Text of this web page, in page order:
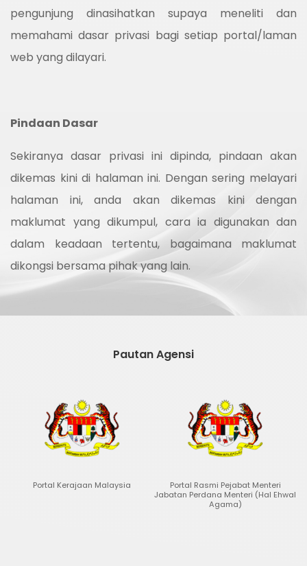
pengunjung dinasihatkan supaya meneliti dan
memahami dasar privasi bagi setiap portal/laman
web yang dilayari.
Pindaan Dasar
Sekiranya dasar privasi ini dipinda, pindaan akan
dikemas kini di halaman ini. Dengan sering melayari
halaman ini, anda akan dikemas kini dengan
maklumat yang dikumpul, cara ia digunakan dan
dalam keadaan tertentu, bagaimana maklumat
dikongsi bersama pihak yang lain.
Pautan Agensi
Malaysia
Portal Rasmi Pejabat Menteri
Jabatan Perdana Menteri (Hal Ehwal
Portal Data